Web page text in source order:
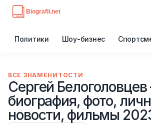
Политики Шоу-бизнес
ВСЕ ЗНАМЕНИТОСТИ
Сергей Белоголовцев
биография, фото,
новости, фильмы